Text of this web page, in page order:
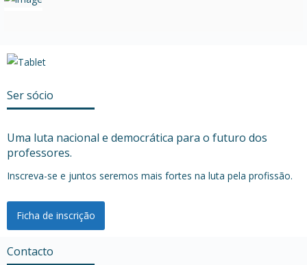
Ser sócio
Uma luta nacional e democrática para o futuro dos
professores.
Inscreva-se e juntos seremos mais fortes na luta pela profissão.
Ficha de inscrição
Contacto